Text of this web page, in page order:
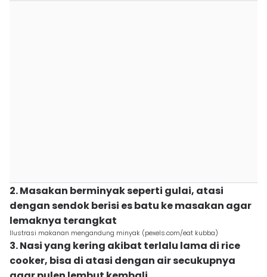
2. Masakan berminyak seperti gulai, atasi
dengan sendok berisi es batu ke masakan agar
lemaknya terangkat
Ilustrasi makanan mengandung minyak (pexels.com/eat kubba)
3. Nasi yang kering akibat terlalu lama di rice
cooker, bisa di atasi dengan air secukupnya